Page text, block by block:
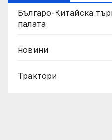
Българо-Китайска
палата
новини
Трактори